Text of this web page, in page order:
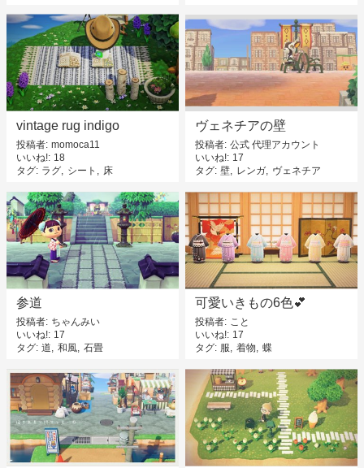
vintage rug indigo
投稿者 momoca11
いいね! 18
タグ ラグ シート 床
ヴェネチアの壁
投稿者 公式 代理アカウント
いいね! 17
タグ 壁 レンガ ヴェネチア
参道
投稿者 ちゃんみい
いいね! 17
タグ 道 和風 石畳
可愛いきもの6色💕
投稿者 こと
いいね! 17
タグ 服 着物 蝶